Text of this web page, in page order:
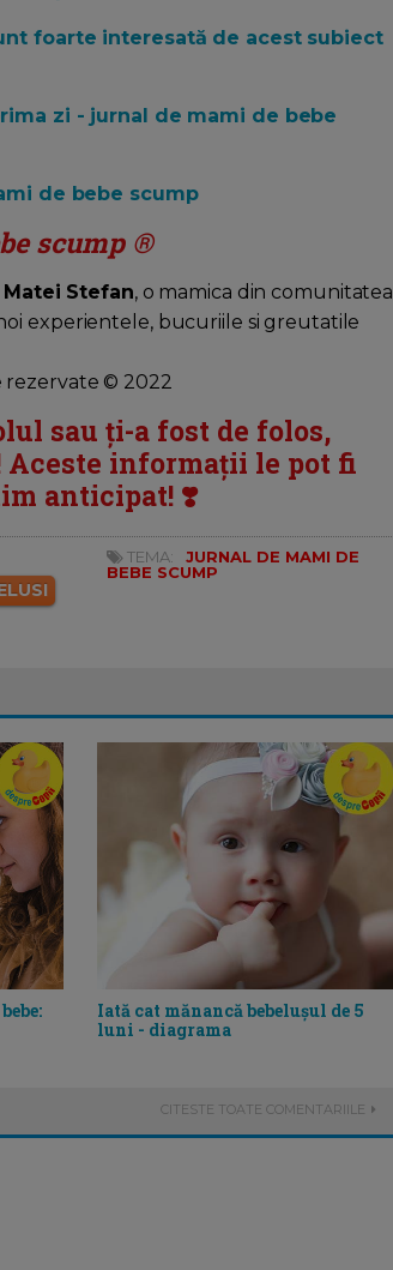
foarte interesată de acest subiect
zi - jurnal de mami de bebe
de bebe scump
scump ®
Matei Stefan, o mamica din comunitatea
experientele, bucuriile si greutatile
rezervate © 2022
sau ți-a fost de folos,
Aceste informații le pot fi
anticipat! ❣️
TEMA:
JURNAL DE MAMI DE
BEBE SCUMP
Iată cat mănancă bebelușul de 5
luni - diagrama
CITESTE TOATE COMENTARIILE